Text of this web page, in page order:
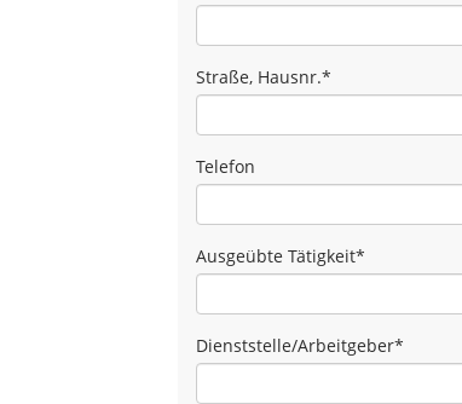
Straße, Hausnr.*
Telefon
Ausgeübte Tätigkeit*
Dienststelle/Arbeitgeber*